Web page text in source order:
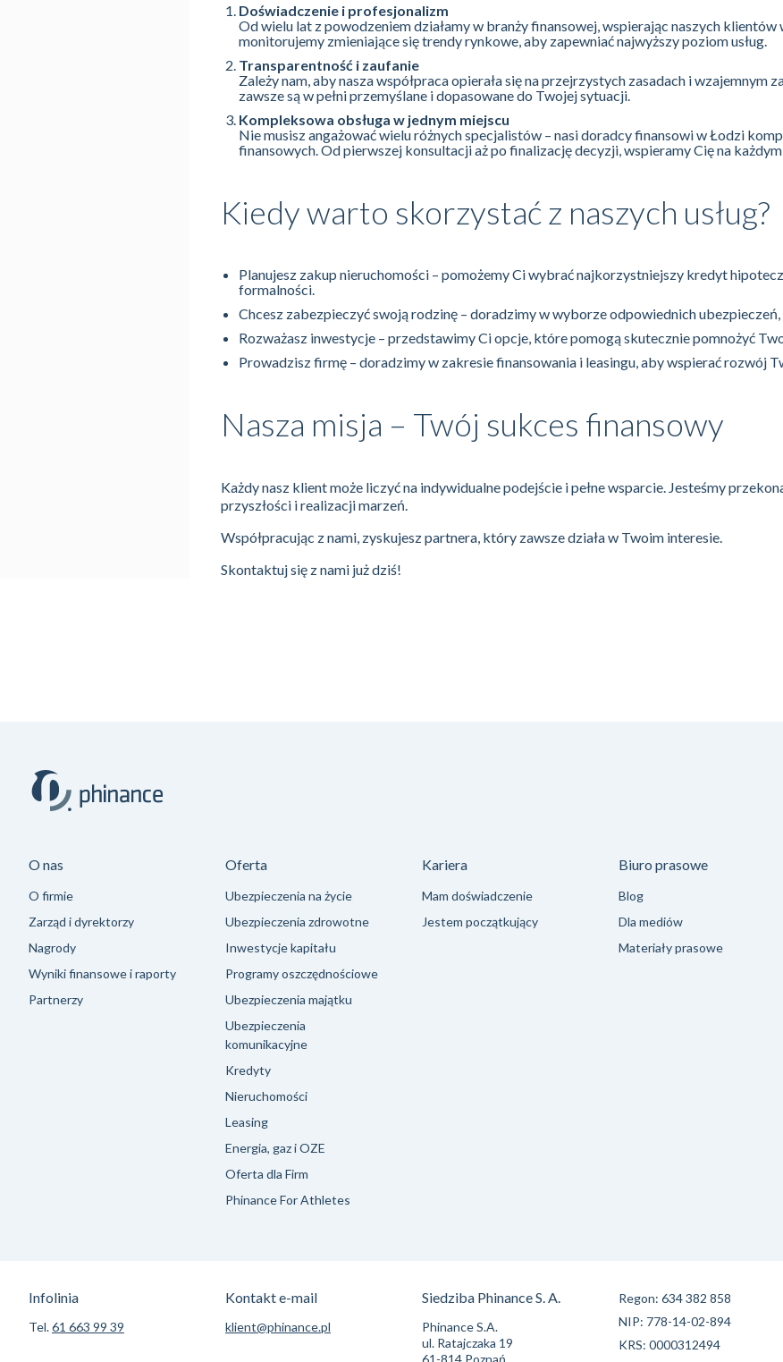
Doświadczenie i profesjonalizm
Od wielu lat z powodzeniem działamy w branży finansowej, wspierając naszych
monitorujemy zmieniające się trendy rynkowe, aby zapewniać najwyższy poziom usług.
Transparentność i zaufanie
Zależy nam, aby nasza współpraca opierała się na przejrzystych zasadach i
zawsze są w pełni przemyślane i dopasowane do Twojej sytuacji.
Kompleksowa obsługa w jednym miejscu
Nie musisz angażować wielu różnych specjalistów – nasi doradcy finansowi w Łodzi
finansowych. Od pierwszej konsultacji aż po finalizację decyzji, wspieramy Cię na
Kiedy warto skorzystać z naszych usług?
Planujesz zakup nieruchomości – pomożemy Ci wybrać najkorzystniejszy kredyt
formalności.
Chcesz zabezpieczyć swoją rodzinę – doradzimy w wyborze odpowiednich
Rozważasz inwestycje – przedstawimy Ci opcje, które pomogą skutecznie pomnożyć
Prowadzisz firmę – doradzimy w zakresie finansowania i leasingu, aby wspierać rozwój
Nasza misja – Twój sukces finansowy
Każdy nasz klient może liczyć na indywidualne podejście i pełne wsparcie. Jesteśmy
przyszłości i realizacji marzeń.
Współpracując z nami, zyskujesz partnera, który zawsze działa w Twoim interesie.
Skontaktuj się z nami już dziś!
O nas
O firmie
Zarząd i dyrektorzy
Nagrody
Wyniki finansowe i raporty
Partnerzy
Oferta
Ubezpieczenia na życie
Ubezpieczenia zdrowotne
Inwestycje kapitału
Programy oszczędnościowe
Ubezpieczenia majątku
Ubezpieczenia
komunikacyjne
Kredyty
Nieruchomości
Leasing
Energia, gaz i OZE
Oferta dla Firm
Phinance For Athletes
Kariera
Mam doświadczenie
Jestem początkujący
Biuro prasowe
Blog
Dla mediów
Materiały prasowe
Infolinia
Tel.61 663 99 39
Kontakt e-mail
klient@phinance.pl
Siedziba Phinance S. A.
Phinance S.A.
ul. Ratajczaka 19
61-814 Poznań
Regon: 634 382 858
NIP: 778-14-02-894
KRS: 0000312494